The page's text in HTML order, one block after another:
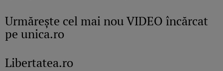
Urmăreşte cel mai nou VIDEO încărcat
pe unica.ro
Libertatea.ro